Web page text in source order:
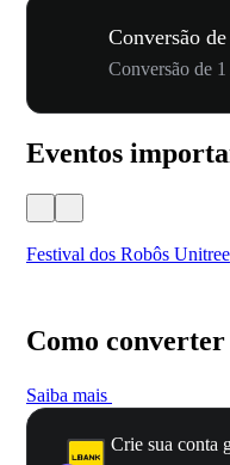
Conversão
Conversão de
Eventos
Festival dos Robôs Unitree
Como
Saiba mais
Crie sua conta